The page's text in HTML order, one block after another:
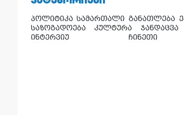
პოლიტიკა სამართალი განათლება
საზოგადოება
კულტურა ჯანდაცვა
ინტერვიუ
ჩინეთი